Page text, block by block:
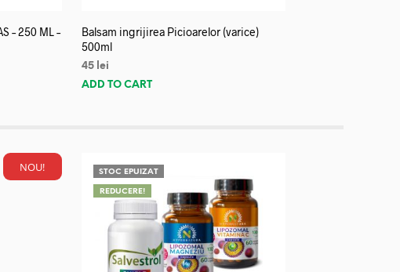
– 250 ML –
Balsam ingrijirea Picioarelor (varice)
500ml
45 lei
ADD TO CART
NOU! STOC EPUIZAT
REDUCERE!